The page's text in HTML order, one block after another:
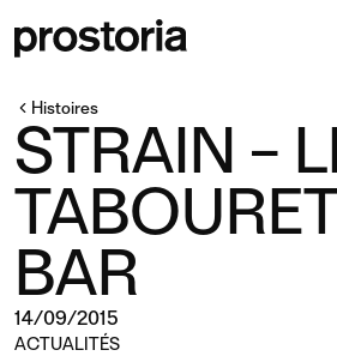
Histoires
STRAIN –
BAR
14/09/2015
ACTUALITÉS